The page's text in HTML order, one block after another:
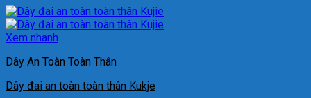
Xem nhanh
Dây An Toàn Toàn Thân
Dây đai an toàn toàn thân Kukje